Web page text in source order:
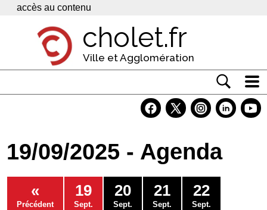
Panneau de gestion des cookies
accès au contenu
cholet.fr
Ville et Agglomération
Economie
Services
Contacts
19/09/2025 - Agenda
«
Précédent
19
Sept.
20
Sept.
21
Sept.
22
Sept.